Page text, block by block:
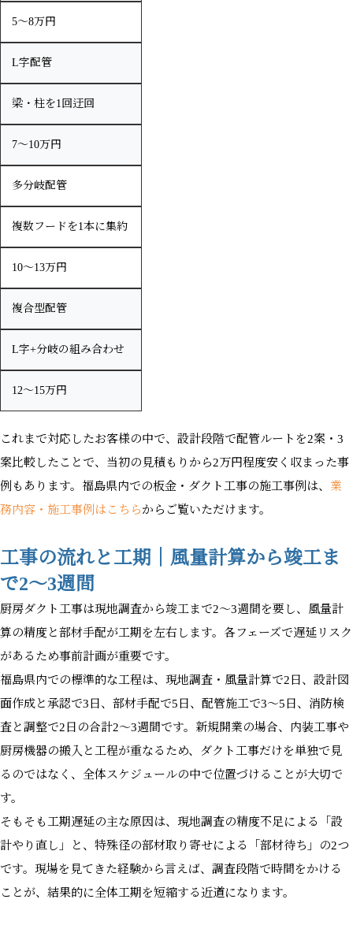
5〜8万円
L字配管
梁・柱を1回迂回
7〜10万円
多分岐配管
複数フードを1本に集約
10〜13万円
複合型配管
L字+分岐の組み合わせ
12〜15万円
これまで対応したお客様の中で、設計段階で配管ルートを2案・3
案比較したことで、当初の見積もりから2万円程度安く収まった事
例もあります。福島県内での板金・ダクト工事の施工事例は、 業
務内容・施工事例はこちらからご覧いただけます。
工事の流れと工期｜風量計算から竣工ま
で2〜3週間
厨房ダクト工事は現地調査から竣工まで2〜3週間を要し、風量計
算の精度と部材手配が工期を左右します。各フェーズで遅延リスク
があるため事前計画が重要です。
福島県内での標準的な工程は、現地調査・風量計算で2日、設計図
面作成と承認で3日、部材手配で5日、配管施工で3〜5日、消防検
査と調整で2日の合計2〜3週間です。新規開業の場合、内装工事や
厨房機器の搬入と工程が重なるため、ダクト工事だけを単独で見
るのではなく、全体スケジュールの中で位置づけることが大切で
す。
そもそも工期遅延の主な原因は、現地調査の精度不足による「設
計やり直し」と、特殊径の部材取り寄せによる「部材待ち」の2つ
です。現場を見てきた経験から言えば、調査段階で時間をかける
ことが、結果的に全体工期を短縮する近道になります。